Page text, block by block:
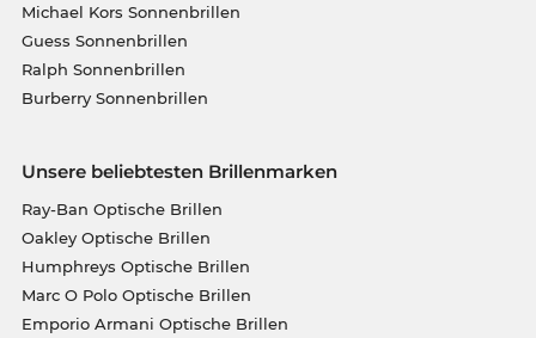
Michael Kors Sonnenbrillen
Guess Sonnenbrillen
Ralph Sonnenbrillen
Burberry Sonnenbrillen
Unsere beliebtesten Brillenmarken
Ray-Ban Optische Brillen
Oakley Optische Brillen
Humphreys Optische Brillen
Marc O Polo Optische Brillen
Emporio Armani Optische Brillen